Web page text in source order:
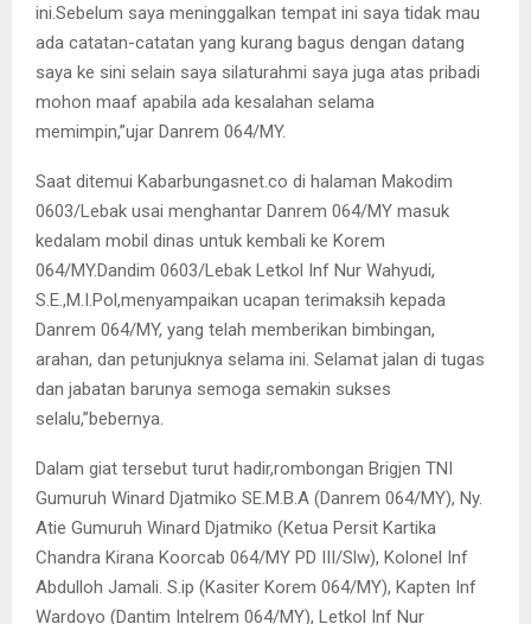
ini.Sebelum saya meninggalkan tempat ini saya tidak mau
ada catatan-catatan yang kurang bagus dengan datang
saya ke sini selain saya silaturahmi saya juga atas pribadi
mohon maaf apabila ada kesalahan selama
memimpin,”ujar Danrem 064/MY.
Saat ditemui Kabarbungasnet.co di halaman Makodim
0603/Lebak usai menghantar Danrem 064/MY masuk
kedalam mobil dinas untuk kembali ke Korem
064/MY.Dandim 0603/Lebak Letkol Inf Nur Wahyudi,
S.E.,M.I.Pol,menyampaikan ucapan terimaksih kepada
Danrem 064/MY, yang telah memberikan bimbingan,
arahan, dan petunjuknya selama ini. Selamat jalan di tugas
dan jabatan barunya semoga semakin sukses
selalu,”bebernya.
Dalam giat tersebut turut hadir,rombongan Brigjen TNI
Gumuruh Winard Djatmiko SE.M.B.A (Danrem 064/MY), Ny.
Atie Gumuruh Winard Djatmiko (Ketua Persit Kartika
Chandra Kirana Koorcab 064/MY PD III/Slw), Kolonel Inf
Abdulloh Jamali. S.ip (Kasiter Korem 064/MY), Kapten Inf
Wardoyo (Dantim Intelrem 064/MY), Letkol Inf Nur